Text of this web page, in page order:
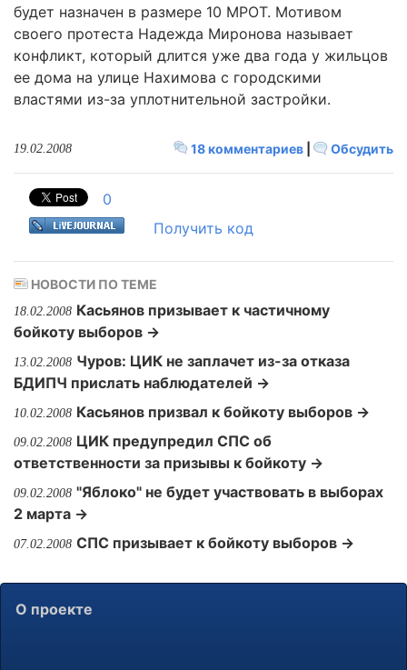
будет назначен в размере 10 МРОТ. Мотивом
своего протеста Надежда Миронова называет
конфликт, который длится уже два года у жильцов
ее дома на улице Нахимова с городскими
властями из-за уплотнительной застройки.
18 комментариев Обсудить
19.02.2008
0
Получить код
НОВОСТИ ПО ТЕМЕ
18.02.2008 Касьянов призывает к частичному
бойкоту выборов →
13.02.2008 Чуров: ЦИК не заплачет из-за отказа
БДИПЧ прислать наблюдателей →
10.02.2008 Касьянов призвал к бойкоту выборов →
09.02.2008 ЦИК предупредил СПС об
ответственности за призывы к бойкоту →
09.02.2008 "Яблоко" не будет участвовать в выборах
2 марта →
07.02.2008 СПС призывает к бойкоту выборов →
О проекте